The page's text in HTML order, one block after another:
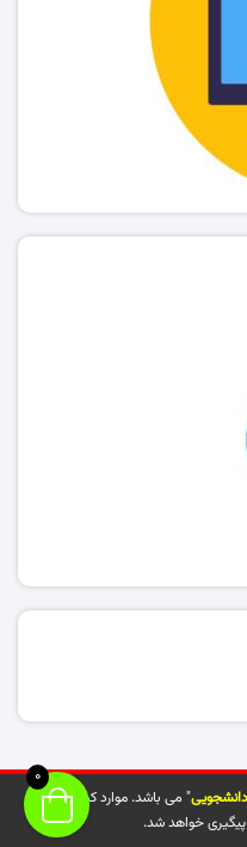
" می باشد. موارد کپی شده از
خواهد شد.
0